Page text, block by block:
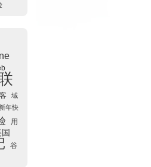
域
新年快
用
谷